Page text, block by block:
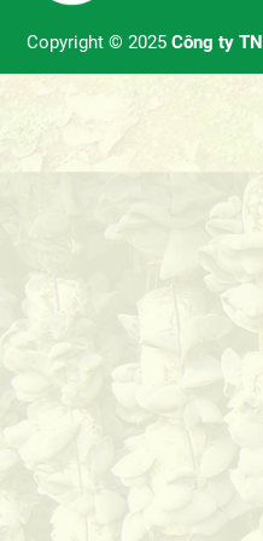
Copyright © 2025 Công ty